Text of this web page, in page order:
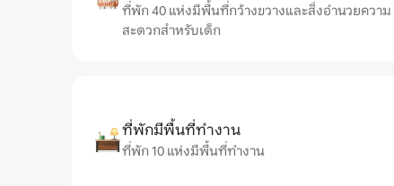
ที่พัก 40 แห่งมีพื้นที่กว้างขวางและสิ่งอำนวยความ
สะดวกสำหรับเด็ก
ที่พักมีพื้นที่ทำงาน
ที่พัก 10 แห่งมีพื้นที่ทำงาน